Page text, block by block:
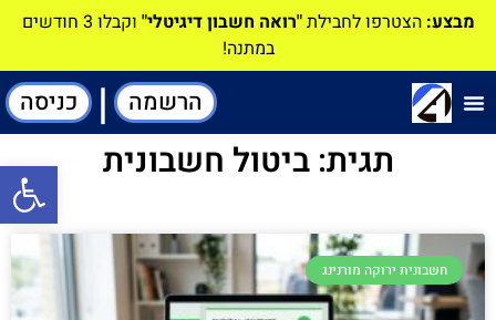
מבצע: הצטרפו לחבילת"רואה חשבון דיגיטלי"
וקבלו 3 חודשים
במתנה!
הרשמה | כניסה
תגית: ביטול חשבונית
חשבונית ירוקה מורנינג
פתח